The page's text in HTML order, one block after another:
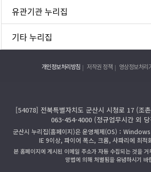
유관기관 누리집
기타 누리집
개인정보처리방침 저작권 정책 영상정보처리
[54078] 전북특별자치도 군산시 시청로 17 (조
063-454-4000 (정규업무시간 외
군산시 누리집(홈페이지)은 운영체제(OS)：Windows
IE 9이상, 파이어 폭스, 크롬, 사파리에 최적
본 홈페이지에 게시된 이메일 주소가 자동 수집되는 것을
망법에 의해 처벌됨을 유념하시기 바